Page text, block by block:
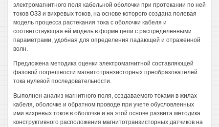
электромагнитного поля кабельной оболочки при протекании по ней
токов ОЗЗ и вихревых токов, на основе которого создана полевая
модель процесса растекания тока с оболочки кабеля и
соответствующая ей модель в форме цепи с распределенными
параметрами, удобная для определения падающей и отраженной
волн.
Предложена методика оценки электромагнитной составляющей
фазовой погрешности магнитотранзисторных преобразователей
тока нулевой последовательности.
Выполнен анализ магнитного поля, создаваемого токами в жилах
кабеля, оболочке и обратном проводе при учете обусловленных
ими вихревых токов в оболочке и на этой основе развита методика
конструктивного расположения магнитотранзисторных датчиков на